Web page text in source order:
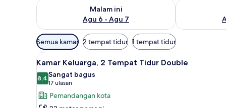
Malam ini
Agu 6 - Agu 7
Periksa ketersediaan untuk malam ini Agu 6 - Agu 7
Periksa
Filter
tersedia
untuk
kamar
Semua kamar 2 tempat tidur 1 tempat tidur
Lihat
semua
foto
untuk
Kamar
Kamar Keluarga, 2 Tempat
6
Kamar Keluarga, 2 Tempat Tidur Double
8,48,4 dari 10
Sangat bagus
17 ulasan
(17
ulasan)
Pemandangan kota